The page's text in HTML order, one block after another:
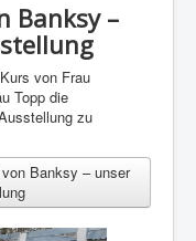
Banksy –
von Frau
Topp die
zu
Banksy – unser